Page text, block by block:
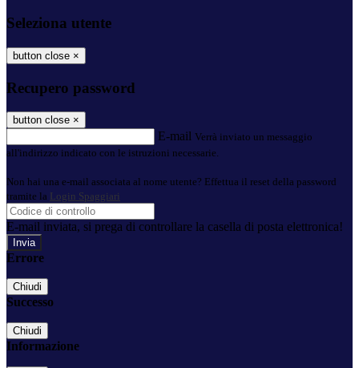
Seleziona utente
button close ×
Recupero password
button close ×
E-mail Verrà inviato un messaggio
all'indirizzo indicato con le istruzioni necessarie.
Non hai una e-mail associata al nome utente? Effettua il reset della password
tramite la Login Spaggiari
E-mail inviata, si prega di controllare la casella di posta elettronica!
Errore
Chiudi
Successo
Chiudi
Informazione